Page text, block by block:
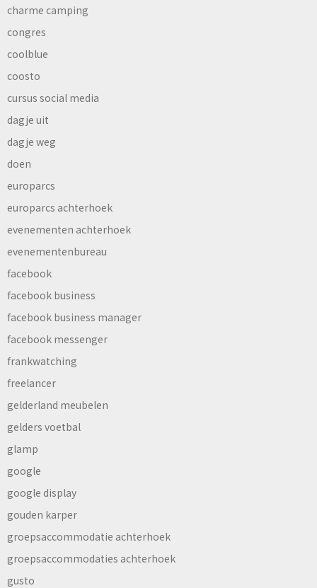
charme camping
congres
coolblue
coosto
cursus social media
dagje uit
dagje weg
doen
europarcs
europarcs achterhoek
evenementen achterhoek
evenementenbureau
facebook
facebook business
facebook business manager
facebook messenger
frankwatching
freelancer
gelderland meubelen
gelders voetbal
glamp
google
google display
gouden karper
groepsaccommodatie achterhoek
groepsaccommodaties achterhoek
gusto